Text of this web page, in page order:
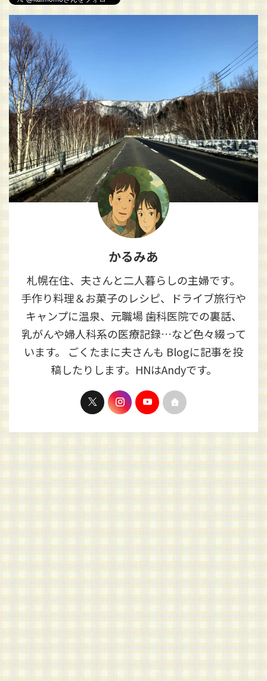
かるみあ
札幌在住、夫さんと二人暮らしの主婦です。
手作り料理＆お菓子のレシピ、ドライブ旅行や
キャンプに温泉、元職場 歯科医院での裏話、
乳がんや婦人科系の医療記録…など色々綴って
います。 ごくたまに夫さんも Blogに記事を投
稿したりします。HNはAndyです。